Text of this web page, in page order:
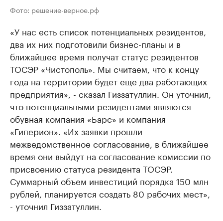
Фото: решение-верное.рф
«У нас есть список потенциальных резидентов,
два их них подготовили бизнес-планы и в
ближайшее время получат статус резидентов
ТОСЭР «Чистополь». Мы считаем, что к концу
года на территории будет еще два работающих
предприятия», - сказал Гиззатуллин. Он уточнил,
что потенциальными резидентами являются
обувная компания «Барс» и компания
«Гиперион». «Их заявки прошли
межведомственное согласование, в ближайшее
время они выйдут на согласование комиссии по
присвоению статуса резидента ТОСЭР.
Суммарный объем инвестиций порядка 150 млн
рублей, планируется создать 80 рабочих мест»,
- уточнил Гиззатуллин.